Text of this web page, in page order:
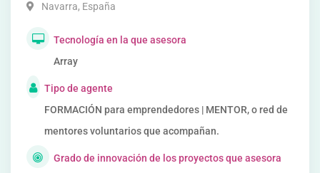
Navarra, España
Tecnología en la que asesora
Array
Tipo de agente
FORMACIÓN para emprendedores | MENTOR, o red de
mentores voluntarios que acompañan.
Grado de innovación de los proyectos que asesora